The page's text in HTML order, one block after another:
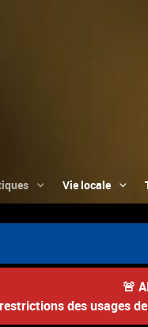
Vie locale
🚨
des usages